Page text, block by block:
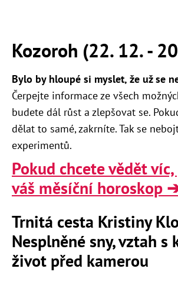
Kozoroh (22. 12. -
Bylo by hloupé si myslet, že už se
Čerpejte informace ze všech
budete dál růst a zlepšovat se.
dělat to samé, zakrníte. Tak se
experimentů.
Pokud chcete vědět
váš měsíční horoskop
Trnitá cesta Kristiny
Nesplněné sny, vztah s
život před kamerou